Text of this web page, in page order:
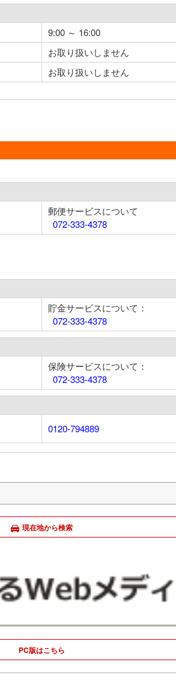
9:00 ～ 16:00
お取り扱いしません
お取り扱いしません
郵便サービスについて
072-333-4378
貯金サービスについて：
072-333-4378
保険サービスについて：
072-333-4378
0120-794889
現在地から検索
PC版はこちら